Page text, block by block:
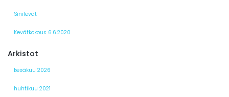
Sinilevät
Kevätkokous 6.6.2020
Arkistot
kesäkuu 2026
huhtikuu 2021